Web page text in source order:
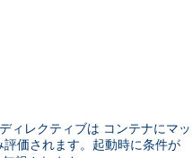
ィレクティブは コンテナにマッ
価されます。起動時に条件が